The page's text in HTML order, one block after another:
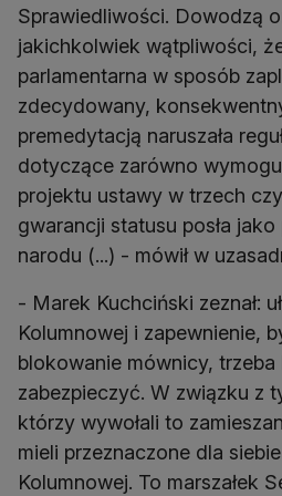
Sprawiedliwości. Dowodzą
jakichkolwiek wątpliwości,
parlamentarna w sposób
zdecydowany,
premedytacją naruszała
dotyczące zarówno
projektu ustawy w trzech
gwarancji statusu posła
narodu (...) - mówił w
- Marek Kuchciński zeznał:
Kolumnowej i zapewnienie,
blokowanie mównicy, trzeba
zabezpieczyć. W związku z
którzy wywołali to
mieli przeznaczone dla
Kolumnowej. To marszałek